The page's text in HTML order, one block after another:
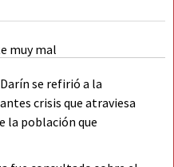
se refirió a la
crisis que atraviesa
la población que